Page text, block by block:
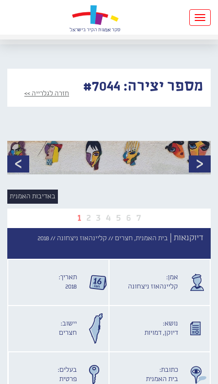
Toggle
navigation
מספר יצירה: #7044 חזרה לגלרייה >>
1 2 3 4 5 6 7
באדיבות האמנית
דיוקנאות | בית האמנית, חצרים // קליינהאוז ניצחונה // 2018
אמן:
קליינהאוז ניצחונה
תאריך:
2018
נושא:
דיוקן, דמויות
יישוב:
חצרים
כתובת:
בית האמנית
בעלים:
פרטית